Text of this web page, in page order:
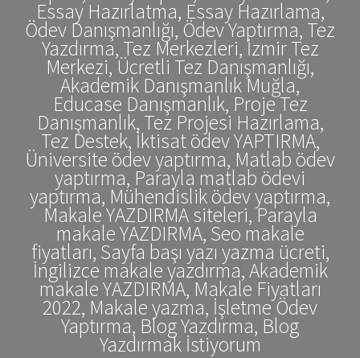
Essay Hazırlatma, Essay Hazırlama,
Ödev Danışmanlığı, Ödev Yaptırma, Tez
Yazdırma, Tez Merkezleri, İzmir Tez
Merkezi, Ücretli Tez Danışmanlığı,
Akademik Danışmanlık Muğla,
Educase Danışmanlık, Proje Tez
Danışmanlık, Tez Projesi Hazırlama,
Tez Destek, İktisat ödev YAPTIRMA,
Üniversite ödev yaptırma, Matlab ödev
yaptırma, Parayla matlab ödevi
yaptırma, Mühendislik ödev yaptırma,
Makale YAZDIRMA siteleri, Parayla
makale YAZDIRMA, Seo makale
fiyatları, Sayfa başı yazı yazma ücreti,
İngilizce makale yazdırma, Akademik
makale YAZDIRMA, Makale Fiyatları
2022, Makale yazma, İşletme Ödev
Yaptırma, Blog Yazdırma, Blog
Yazdırmak İstiyorum